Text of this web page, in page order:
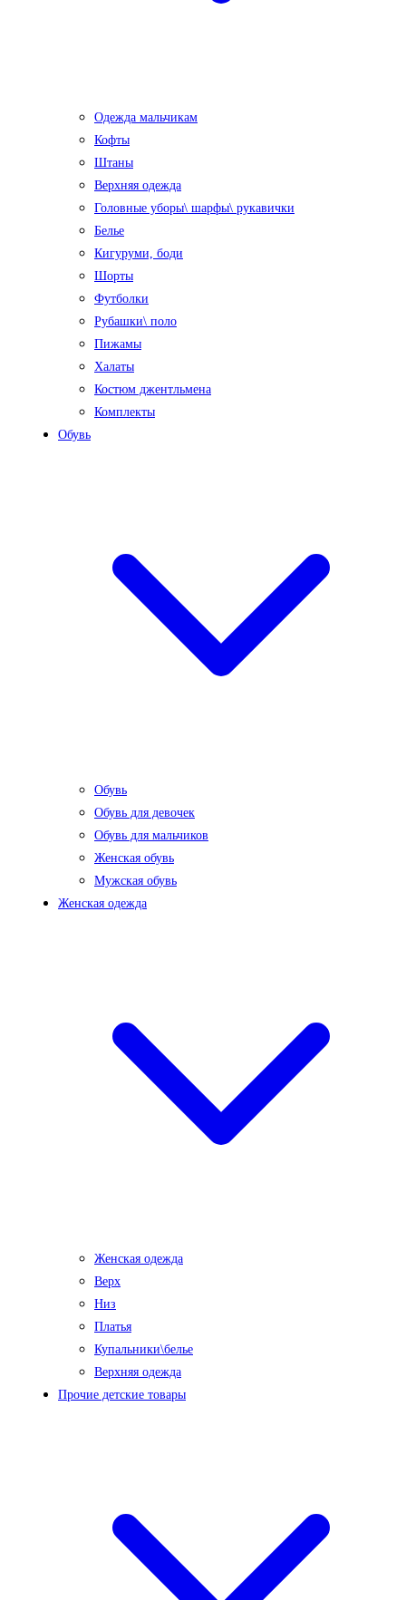
Одежда мальчикам
Кофты
Штаны
Верхняя одежда
Головные уборы\ шарфы\ рукавички
Белье
Кигуруми, боди
Шорты
Футболки
Рубашки\ поло
Пижамы
Халаты
Костюм джентльмена
Комплекты
Обувь
Обувь
Обувь для девочек
Обувь для мальчиков
Женская обувь
Мужская обувь
Женская одежда
Женская одежда
Верх
Низ
Платья
Купальники\белье
Верхняя одежда
Прочие детские товары